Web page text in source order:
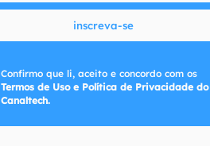
inscreva-se
Confirmo que li, aceito e concordo com os
Termos de Uso e Política de Privacidade do
Canaltech.